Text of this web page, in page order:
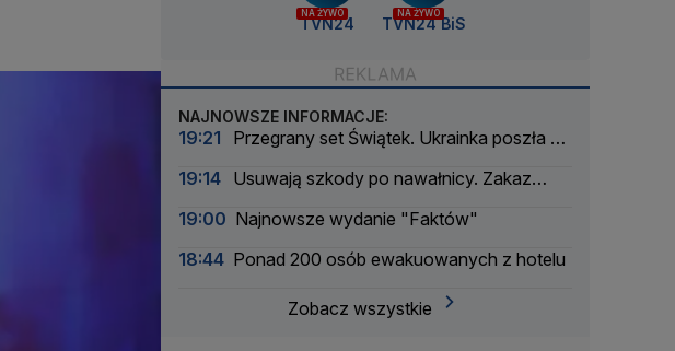
NA ŻYWO
TVN24
NA ŻYWO
TVN24 BiS
NAJNOWSZE INFORMACJE:
19:21
Przegrany set Świątek. Ukrainka poszła za
19:14 Usuwają szkody po nawałnicy. Zakaz
19:00 Najnowsze wydanie "Faktów"
18:44 Ponad 200 osób ewakuowanych z hotelu
Zobacz wszystkie